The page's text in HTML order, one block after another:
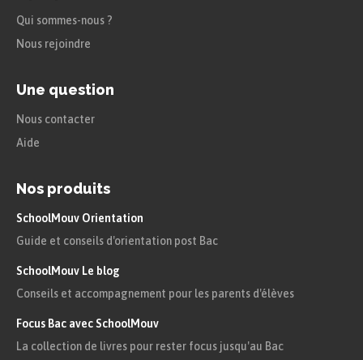
Qui sommes-nous ?
Nous rejoindre
Une question
Nous contacter
Aide
Nos produits
SchoolMouv Orientation
Guide et conseils d'orientation post Bac
SchoolMouv Le blog
Conseils et accompagnement pour les parents d'élèves
Focus Bac avec SchoolMouv
La collection de livres pour rester focus jusqu'au Bac